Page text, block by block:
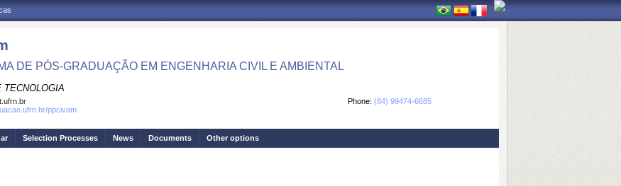
DE PÓS-GRADUAÇÃO EM ENGENHARIA CIVIL E AMBIENTAL
TECNOLOGIA
Phone: (84) 99474-6685
ppcivam
Selection Processes News Documents Other options